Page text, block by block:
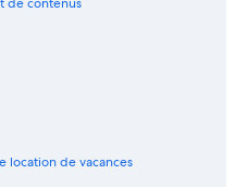
location de vacances